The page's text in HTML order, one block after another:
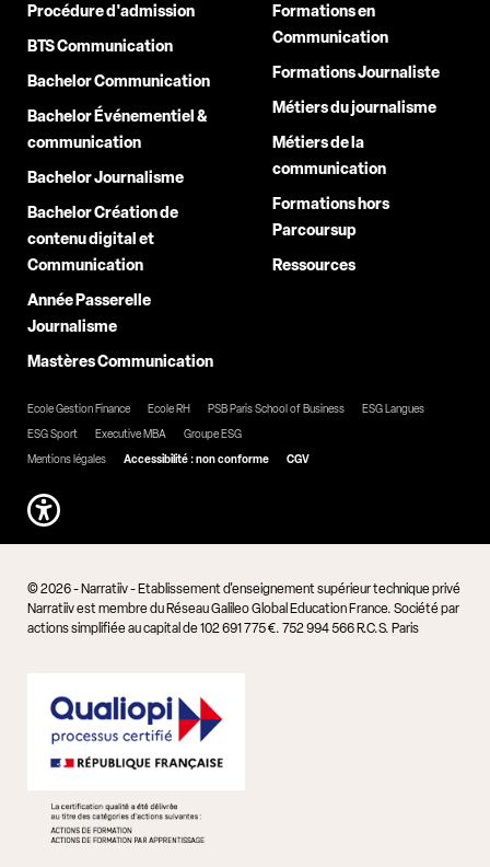
Procédure d'admission
BTS Communication
Bachelor Communication
Bachelor Événementiel &
communication
Bachelor Journalisme
Bachelor Création de
contenu digital et
Communication
Année Passerelle
Journalisme
Mastères Communication
Formations en
Communication
Formations Journaliste
Métiers du journalisme
Métiers de la
communication
Formations hors
Parcoursup
Ressources
Ecole Gestion Finance Ecole RH PSB Paris School of Business
ESG Langues
ESG Sport
Executive MBA
Groupe ESG
Mentions légales
Accessibilité : non conforme CGV
© 2026 - Narratiiv - Etablissement d'enseignement supérieur technique privé
Narratiiv est membre du Réseau Galileo Global Education France. Société par
actions simplifiée au capital de 102 691 775 €. 752 994 566 R.C.S. Paris